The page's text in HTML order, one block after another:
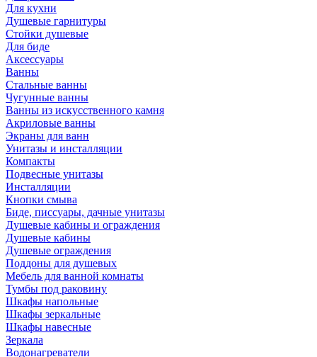
Для кухни
Душевые гарнитуры
Стойки душевые
Для биде
Аксессуары
Ванны
Стальные ванны
Чугунные ванны
Ванны из искусственного камня
Акриловые ванны
Экраны для ванн
Унитазы и инсталляции
Компакты
Подвесные унитазы
Инсталляции
Кнопки смыва
Биде, писсуары, дачные унитазы
Душевые кабины и ограждения
Душевые кабины
Душевые ограждения
Поддоны для душевых
Мебель для ванной комнаты
Тумбы под раковину
Шкафы напольные
Шкафы зеркальные
Шкафы навесные
Зеркала
Водонагреватели